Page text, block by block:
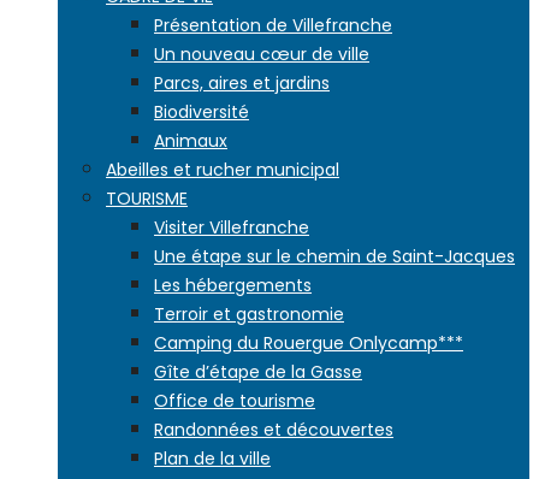
Présentation de Villefranche
Un nouveau cœur de ville
Parcs, aires et jardins
Biodiversité
Animaux
Abeilles et rucher municipal
TOURISME
Visiter Villefranche
Une étape sur le chemin de Saint-Jacques
Les hébergements
Terroir et gastronomie
Camping du Rouergue Onlycamp***
Gîte d’étape de la Gasse
Office de tourisme
Randonnées et découvertes
Plan de la ville